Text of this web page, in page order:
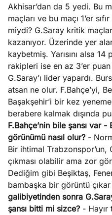
Akhisar’dan da 5 yedi. Bu
maçları ve bu maçı 1’er
miydi? G.Saray kritik
kazanıyor. Üzerinde yer
kaybetmiş. Yarısını alsa
rakipleri ise en az 3’er
G.Saray’ı lider yapardı.
atsan ne olur. F.Bahçe’yi,
Başakşehir’i bir kez
berabere kalmak dışında
F.Bahçe’nin bile şansı var -
görünümü nasıl olur? -
Bir ihtimal Trabzonspor’un,
çıkması olabilir ama zor
Dediğim gibi Beşiktaş,
bambaşka bir görüntü
galibiyetinden sonra
şansı bitti mi sizce? - Hayır